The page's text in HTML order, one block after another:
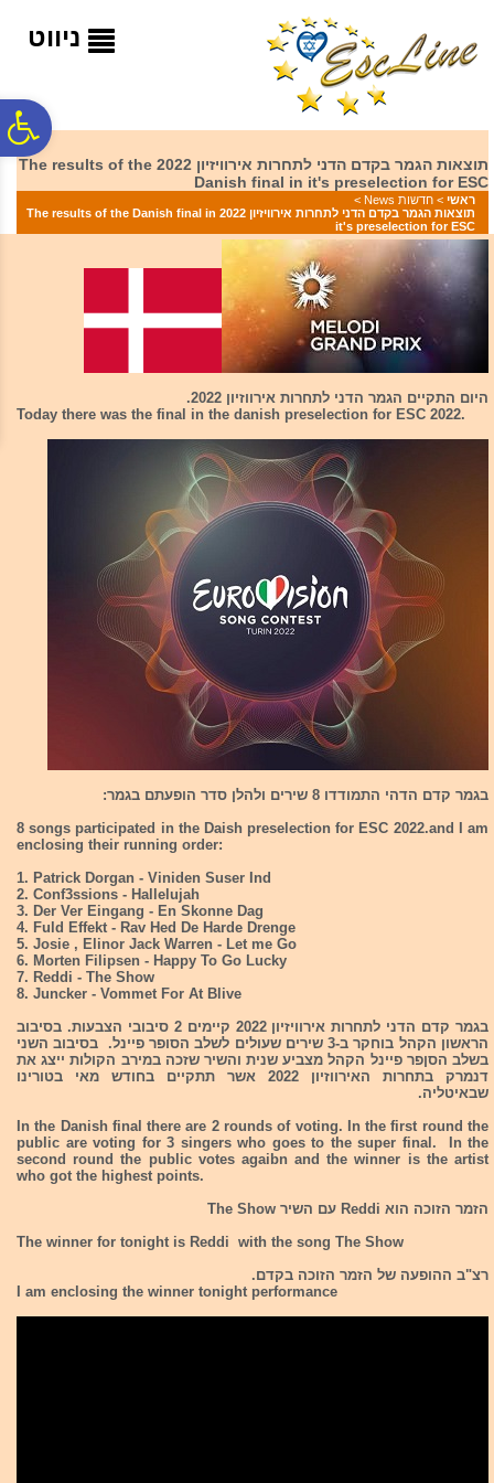
המרכזי
ניווט
תוצאות הגמר בקדם הדני לתחרות אירוויזיון 2022 The results of the
Danish final in it's preselection for ESC
ראשי > חדשות News
>
תוצאות הגמר בקדם הדני לתחרות אירוויזיון 2022 The results of the Danish final in
it's preselection for ESC
היום התקיים הגמר הדני לתחרות אירווזיון 2022.
Today there was the final in the danish preselection for ESC 2022.
בגמר קדם הדהי התמודדו 8 שירים ולהלן סדר הופעתם בגמר:
8 songs participated in the Daish preselection for ESC 2022.and I am
enclosing their running order:
1. Patrick Dorgan - Viniden Suser Ind
2. Conf3ssions - Hallelujah
3. Der Ver Eingang - En Skonne Dag
4. Fuld Effekt - Rav Hed De Harde Drenge
5. Josie , Elinor Jack Warren - Let me Go
6. Morten Filipsen - Happy To Go Lucky
7. Reddi - The Show
8. Juncker - Vommet For At Blive
בגמר קדם הדני לתחרות אירוויזיון 2022 קיימים 2 סיבובי הצבעות. בסיבוב
הראשון הקהל בוחקר ב-3 שירים שעולים לשלב הסופר פיינל. בסיבוב השני
בשלב הסןפר פיינל הקהל מצביע שנית והשיר שזכה במירב הקולות ייצג את
דנמרק בתחרות האירווזיון 2022 אשר תתקיים בחודש מאי בטורינו
שבאיטליה.
In the Danish final there are 2 rounds of voting. In the first round the
public are voting for 3 singers who goes to the super final. In the
second round the public votes agaibn and the winner is the artist
who got the highest points.
הזמר הזוכה הוא Reddi עם השיר The Show
The winner for tonight is Reddi with the song The Show
רצ"ב ההופעה של הזמר הזוכה בקדם.
I am enclosing the winner tonight performance